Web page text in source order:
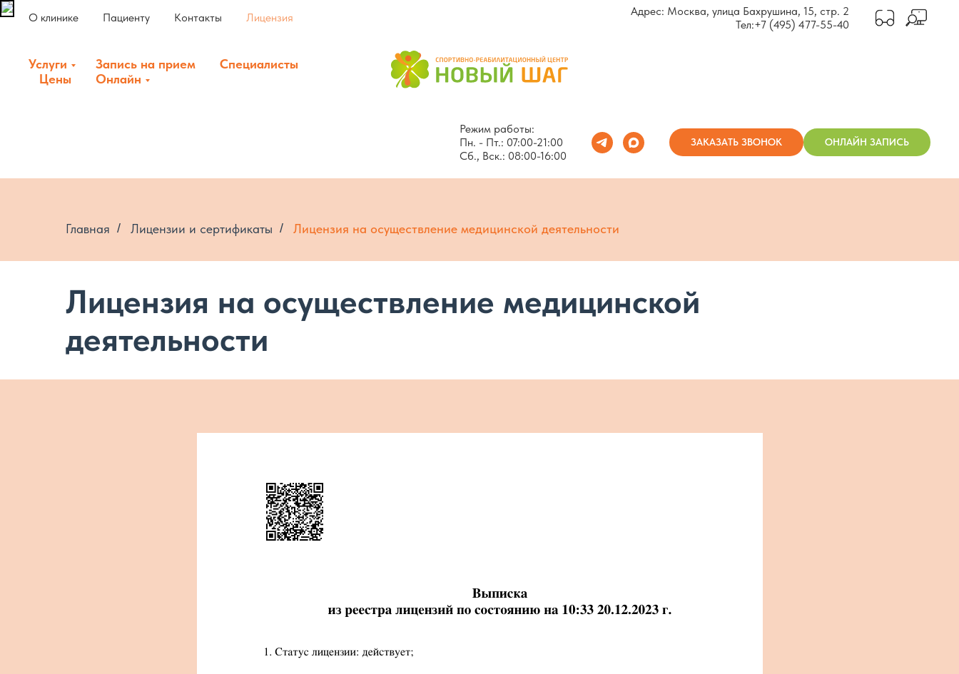
О клинике Пациенту Контакты Лицензия
Адрес: Москва, улица Бахрушина, 15, стр. 2
Тел:+7 (495) 477-55-40
Услуги Запись на прием
Специалисты
Цены
Онлайн
Режим работы:
Пн. - Пт.: 07:00-21:00
Сб., Вск.: 08:00-16:00
ЗАКАЗАТЬ ЗВОНОК ОНЛАЙН ЗАПИСЬ
Главная / Лицензии и сертификаты / Лицензия на осуществление медицинской деятельности
Лицензия на осуществление медицинской
деятельности